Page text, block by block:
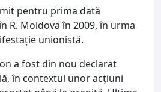
pentru prima dată
R. Moldova în 2009, în urma
unionistă.
a fost din nou declarat
în contextul unor acțiuni